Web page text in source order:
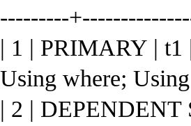
---------
| 1 | PRIMARY |
Using where;
| 2 |